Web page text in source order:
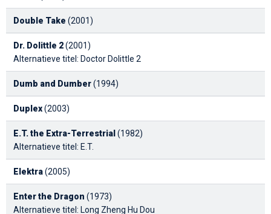
Double Take (2001)
Dr. Dolittle 2(2001)
Alternatieve titel: Doctor Dolittle 2
Dumb and Dumber(1994)
Duplex(2003)
E.T. the Extra-Terrestrial (1982)
Alternatieve titel: E.T.
Elektra(2005)
Enter the Dragon (1973)
Alternatieve titel: Long Zheng Hu Dou